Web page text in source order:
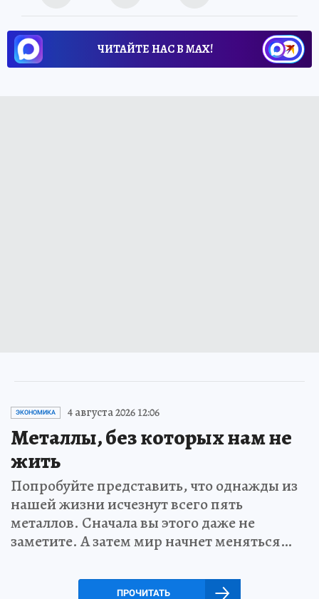
ЧИТАЙТЕ НАС В МАХ!
ЭКОНОМИКА 4 августа 2026 12:06
Металлы, без которых нам не
жить
Попробуйте представить, что однажды из
нашей жизни исчезнут всего пять
металлов. Сначала вы этого даже не
заметите. А затем мир начнет меняться…
ПРОЧИТАТЬ